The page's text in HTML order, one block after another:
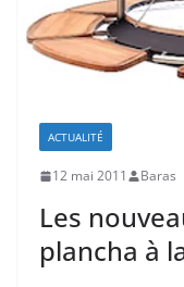
ACTUALITÉ
12 mai 2011 Baras
Les
plancha à